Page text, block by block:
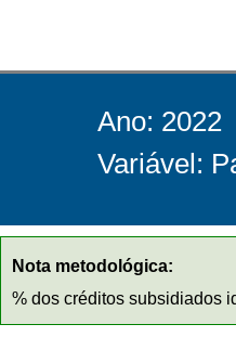
Ano: 2022
Variável:
Nota metodológica:
% dos créditos subsidiados